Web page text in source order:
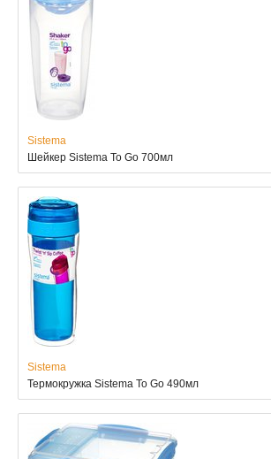
Sistema
Шейкер Sistema To Go 700мл
Sistema
Термокружка Sistema To Go 490мл